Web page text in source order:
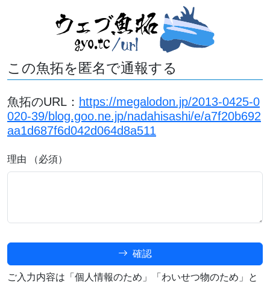
この魚拓を匿名で通報する
魚拓のURL： https://megalodon.jp/2013-0425-0
020-39/blog.goo.ne.jp/nadahisashi/e/a7f20b692
aa1d687f6d042d064d8a511
理由 （必須）
確認
ご入力内容は「個人情報のため」「わいせつ物のため」と